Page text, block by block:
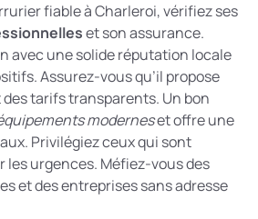
fiable à Charleroi, vérifiez ses
et son assurance.
avec une solide réputation locale
Assurez-vous qu’il propose
tarifs transparents. Un bon
moderneset offre une
Privilégiez ceux qui sont
les urgences. Méfiez-vous des
et des entreprises sans adresse